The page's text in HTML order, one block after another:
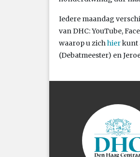
Iedere maandag
van DHC: YouTube,
waarop u zichhierkunt
(Debatmeester) en